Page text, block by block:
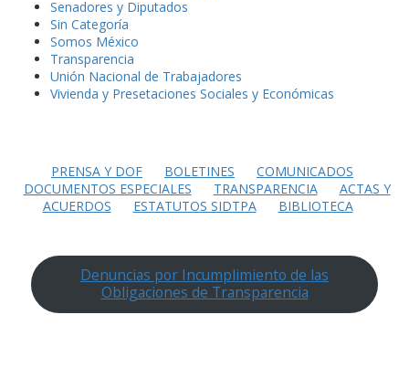
Senadores y Diputados
Sin Categoría
Somos México
Transparencia
Unión Nacional de Trabajadores
Vivienda y Presetaciones Sociales y Económicas
PRENSA Y DOF BOLETINES
COMUNICADOS
DOCUMENTOS ESPECIALES
TRANSPARENCIA
ACTAS Y
ACUERDOS
ESTATUTOS SIDTPA BIBLIOTECA
Denuncias por Incumplimiento de las
Obligaciones de Transparencia